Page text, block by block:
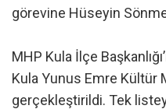
görevine Hüseyin
MHP Kula İlçe
Kula Yunus Emre Kültür
gerçekleştirildi. Tek